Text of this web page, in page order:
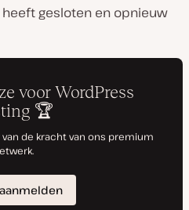
gesloten en opnieuw